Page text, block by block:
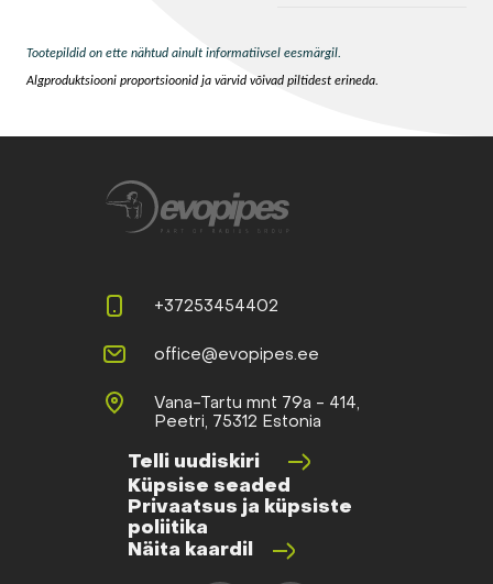
Tootepildid on ette nähtud ainult informatiivsel eesmärgil.
Algproduktsiooni proportsioonid ja värvid võivad piltidest erineda.
+37253454402
office@evopipes.ee
Vana-Tartu mnt 79a - 414,
Peetri, 75312 Estonia
Telli uudiskiri
Küpsise seaded
Privaatsus ja küpsiste
poliitika
Näita kaardil